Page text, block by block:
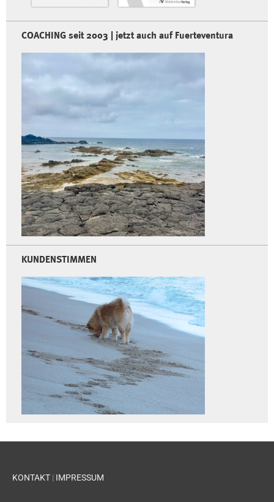
COACHING seit 2003 | jetzt auch auf Fuerteventura
KUNDENSTIMMEN
KONTAKT | IMPRESSUM